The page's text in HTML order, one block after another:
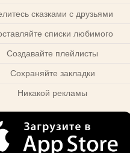
сказками с друзьями
списки любимого
Создавайте плейлисты
Сохраняйте закладки
Никакой рекламы